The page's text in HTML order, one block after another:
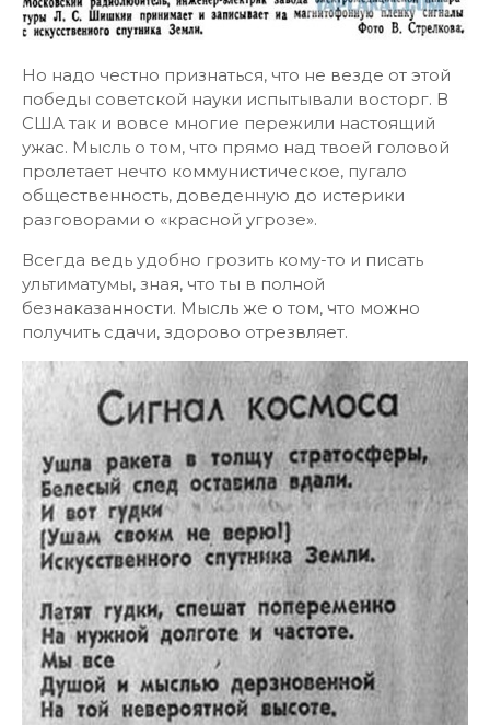
Но надо честно признаться, что не везде от этой
победы советской науки испытывали восторг. В
США так и вовсе многие пережили настоящий
ужас. Мысль о том, что прямо над твоей головой
пролетает нечто коммунистическое, пугало
общественность, доведенную до истерики
разговорами о «красной угрозе».
Всегда ведь удобно грозить кому-то и писать
ультиматумы, зная, что ты в полной
безнаказанности. Мысль же о том, что можно
получить сдачи, здорово отрезвляет.